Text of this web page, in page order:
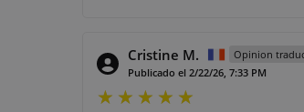
Cristine M.
Opinion
Publicado el 2/22/26, 7:33 PM